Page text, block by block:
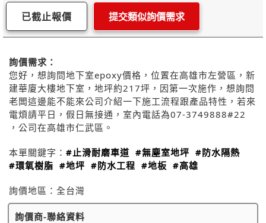
已截止報價 提交類似詢價需求
詢價需求：
您好，想詢問地下室epoxy價格，位置在高雄市左營區，新
建華廈大樓地下室，地坪約217坪，因第一次施作，想詢問
老闆這邊能不能來公司介紹一下施工流程跟產品特性，若來
電煩請平日，假日無接通，室內電話為07-3749888#22
，公司在高雄市仁武區。
本單關鍵字： #止滑耐磨車道 #無塵室地坪 #防水隔熱
#環氧樹脂 #地坪 #防水工程 #地板 #高雄
詢價地區： 全台灣
詢價商-聯絡資料